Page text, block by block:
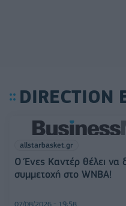
DIRECTION
allstarbasket.gr
Ο Ένες Καντέρ θέλει να
συμμετοχή στο WNBA!
07/08/2026 - 19:58